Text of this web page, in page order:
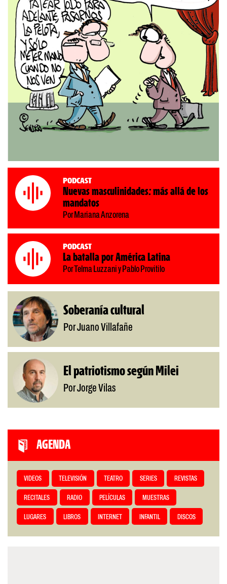
Podcast
Nuevas masculinidades: más allá de los
mandatos
Por Mariana Anzorena
Podcast
La batalla por América Latina
Por Telma Luzzani y Pablo Provitilo
Soberanía cultural
Por Juano Villafañe
El patriotismo según Milei
Por Jorge Vilas
AGENDA
VIDEOS TELEVISIÓN TEATRO SERIES REVISTAS
RECITALES RADIO PELÍCULAS MUESTRAS
LUGARES LIBROS INTERNET INFANTIL DISCOS